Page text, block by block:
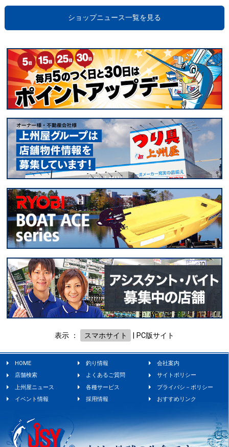
ショップニュース一覧を見る
表示 ： スマホサイト PC版サイト
HOME 釣り情報
会社案内
店舗検索
よくあるご質問
サイトポリシー
上州屋ニュース
各種サービス
プライバシ－ポリシー
イベント情報
採用情報 おすすめリンク